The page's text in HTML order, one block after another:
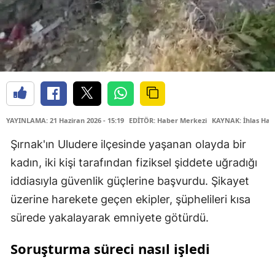
YAYINLAMA: 21 Haziran 2026 - 15:19 EDİTÖR: Haber Merkezi KAYNAK: İhlas
Şırnak'ın Uludere ilçesinde yaşanan olayda bir
kadın, iki kişi tarafından fiziksel şiddete uğradığı
iddiasıyla güvenlik güçlerine başvurdu. Şikayet
üzerine harekete geçen ekipler, şüphelileri kısa
sürede yakalayarak emniyete götürdü.
Soruşturma süreci nasıl işledi